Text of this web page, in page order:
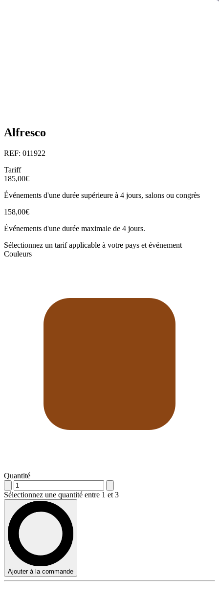
Alfresco
REF: 011922
Tariff
185,00€
Événements d'une durée supérieure à 4 jours, salons ou congrès
158,00€
Événements d'une durée maximale de 4 jours.
Sélectionnez un tarif applicable à votre pays et événement
Couleurs
Quantité
Sélectionnez une quantité entre 1 et 3
Ajouter à la commande